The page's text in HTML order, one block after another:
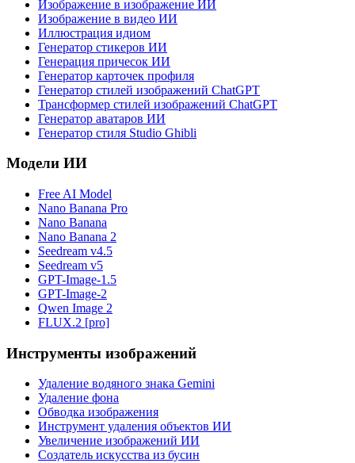
Изображение в изображение ИИ
Изображение в видео ИИ
Иллюстрация идиом
Генератор стикеров ИИ
Генерация причесок ИИ
Генератор карточек профиля
Генератор стилей изображений ChatGPT
Трансформер стилей изображений ChatGPT
Генератор аватаров ИИ
Генератор стиля Studio Ghibli
Модели ИИ
Free AI Model
Nano Banana Pro
Nano Banana
Nano Banana 2
Seedream v4.5
Seedream v5
GPT-Image-1.5
GPT-Image-2
Qwen Image 2
FLUX.2 [pro]
Инструменты изображений
Удаление водяного знака Gemini
Удаление фона
Обводка изображения
Инструмент удаления объектов ИИ
Увеличение изображений ИИ
Создатель искусства из бусин